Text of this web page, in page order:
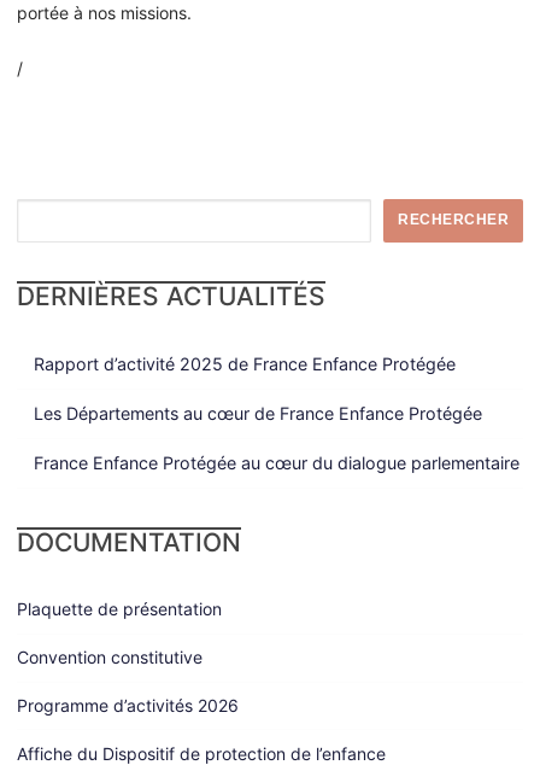
portée à nos missions.
/
RECHERCHER
DERNIÈRES ACTUALITÉS
Rapport d’activité 2025 de France Enfance Protégée
Les Départements au cœur de France Enfance Protégée
France Enfance Protégée au cœur du dialogue parlementaire
DOCUMENTATION
Plaquette de présentation
Convention constitutive
Programme d’activités 2026
Affiche du Dispositif de protection de l’enfance